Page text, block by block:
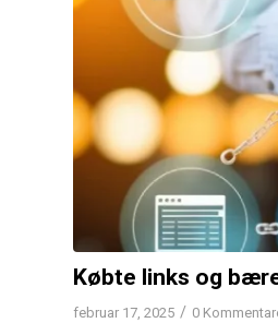
Købte links og
februar 17, 2025 / 0